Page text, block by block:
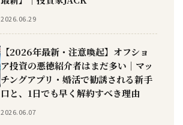
2026.06.29
【2026年最新・注意喚起】オフショ
ア投資の悪徳紹介者はまだ多い｜マッ
チングアプリ・婚活で勧誘される新手
口と、1日でも早く解約すべき理由
2026.06.07